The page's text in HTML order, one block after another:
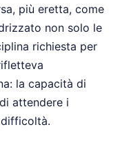
più eretta, come
non solo le
richiesta per
la capacità di
attendere i